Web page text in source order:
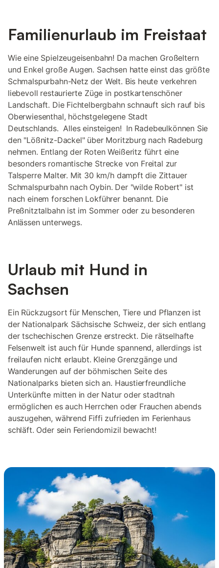
Familienurlaub im Freistaat
Wie eine Spielzeugeisenbahn! Da machen Großeltern
und Enkel große Augen. Sachsen hatte einst das größte
Schmalspurbahn-Netz der Welt. Bis heute verkehren
liebevoll restaurierte Züge in postkartenschöner
Landschaft. Die Fichtelbergbahn schnauft sich rauf bis
Oberwiesenthal, höchstgelegene Stadt
Deutschlands. Alles einsteigen! In Radebeulkönnen Sie
den "Lößnitz-Dackel" über Moritzburg nach Radeburg
nehmen. Entlang der Roten Weißeritz führt eine
besonders romantische Strecke von Freital zur
Talsperre Malter. Mit 30 km/h dampft die Zittauer
Schmalspurbahn nach Oybin. Der "wilde Robert" ist
nach einem forschen Lokführer benannt. Die
Preßnitztalbahn ist im Sommer oder zu besonderen
Anlässen unterwegs.
Urlaub mit Hund in
Sachsen
Ein Rückzugsort für Menschen, Tiere und Pflanzen ist
der Nationalpark Sächsische Schweiz, der sich entlang
der tschechischen Grenze erstreckt. Die rätselhafte
Felsenwelt ist auch für Hunde spannend, allerdings ist
freilaufen nicht erlaubt. Kleine Grenzgänge und
Wanderungen auf der böhmischen Seite des
Nationalparks bieten sich an. Haustierfreundliche
Unterkünfte mitten in der Natur oder stadtnah
ermöglichen es auch Herrchen oder Frauchen abends
auszugehen, während Fiffi zufrieden im Ferienhaus
schläft. Oder sein Feriendomizil bewacht!